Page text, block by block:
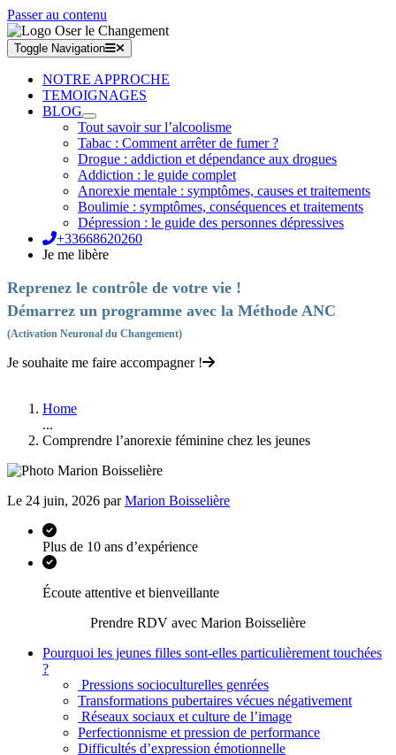
Passer au contenu
Toggle Navigation
NOTRE APPROCHE
TEMOIGNAGES
BLOG
Tout savoir sur l’alcoolisme
Tabac : Comment arrêter de fumer ?
Drogue : addiction et dépendance aux drogues
Addiction : le guide complet
Anorexie mentale : symptômes, causes et traitements
Boulimie : symptômes, conséquences et traitements
Dépression : le guide des personnes dépressives
+33668620260
Je me libère
Reprenez le contrôle de votre vie !
Démarrez un programme avec la Méthode ANC
(Activation Neuronal du Changement)
Je souhaite me faire accompagner !
Home
...
Comprendre l’anorexie féminine chez les jeunes
Le 24 juin, 2026 parMarion Boisselière
Plus de 10 ans d’expérience
Écoute attentive et bienveillante
Prendre RDV avec Marion Boisselière
Pourquoi les jeunes filles sont-elles particulièrement touchées
?
Pressions socioculturelles genrées
Transformations pubertaires vécues négativement
Réseaux sociaux et culture de l’image
Perfectionnisme et pression de performance
Difficultés d’expression émotionnelle